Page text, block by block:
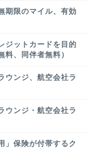
期限のマイル、有効
ジットカードを目的
料、同伴者無料）
ウンジ、航空会社ラ
ウンジ・航空会社ラ
」保険が付帯するク